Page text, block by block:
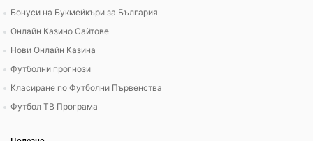
Бонуси на Букмейкъри за България
Онлайн Казино Сайтове
Нови Онлайн Казина
Футболни прогнози
Класиране по Футболни Първенства
Футбол ТВ Програма